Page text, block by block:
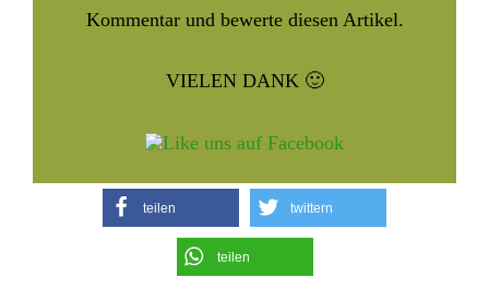
Kommentar und bewerte diesen Artikel.
VIELEN DANK 🙂
teilen twittern
teilen